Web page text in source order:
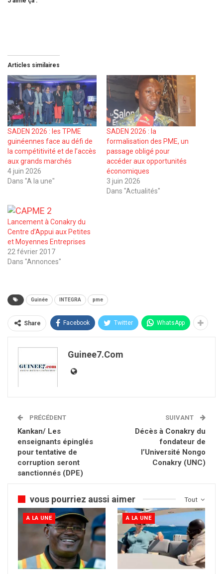
Articles similaires
SADEN 2026 : les TPME
guinéennes face au défi de
la compétitivité et de l’accès
aux grands marchés
4 juin 2026
Dans "A la une"
SADEN 2026 : la
formalisation des PME, un
passage obligé pour
accéder aux opportunités
économiques
3 juin 2026
Dans "Actualités"
Lancement à Conakry du
Centre d’Appui aux Petites
et Moyennes Entreprises
22 février 2017
Dans "Annonces"
Guinée INTEGRA pme
Share Facebook Twitter WhatsApp
Guinee7.com
PRÉCÉDENT
Kankan/ Les
enseignants épinglés
pour tentative de
corruption seront
sanctionnés (DPE)
SUIVANT
Décès à Conakry du
fondateur de
l’Université Nongo
Conakry (UNC)
Tout
vous pourriez aussi aimer
A LA UNE A LA UNE